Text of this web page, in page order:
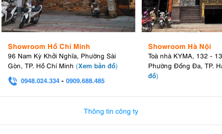
Showroom Hồ Chí Minh
96 Nam Kỳ Khởi Nghĩa, Phường Sài
Gòn, TP. Hồ Chí Minh (Xem bản đồ)
0948.024.334 - 0909.688.485
Showroom Hà Nội
Toà nhà KYMA, 132 -
Phường Đống Đa, TP.
đồ)
Thông tin công ty